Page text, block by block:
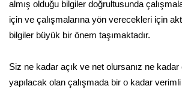
almış olduğu bilgiler doğrultusunda
için ve çalışmalarına yön verecekleri için
bilgiler büyük bir önem taşımaktadır.
Siz ne kadar açık ve net olursanız ne kadar
yapılacak olan çalışmada bir o kadar